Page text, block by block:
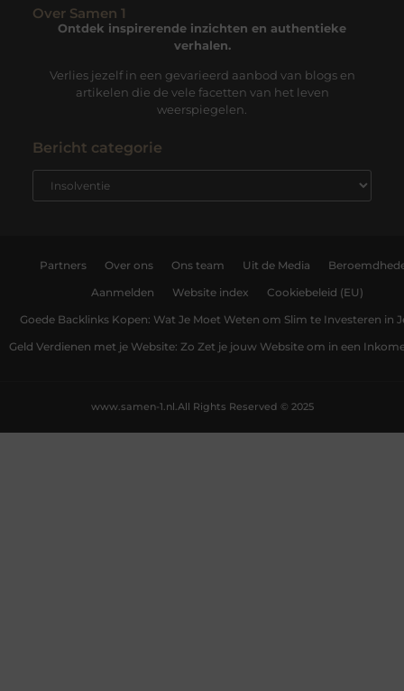
Over Samen 1
Ontdek inspirerende inzichten en authentieke
verhalen.
Verlies jezelf in een gevarieerd aanbod van blogs en
artikelen die de vele facetten van het leven
weerspiegelen.
Bericht categorie
Partners Over ons Ons team Uit de Media
Aanmelden Website index Cookiebeleid (EU)
Goede Backlinks Kopen: Wat Je Moet Weten om Slim te Investeren in
Geld Verdienen met je Website: Zo Zet je jouw Website om in een
All Rights Reserved © 2025
www.samen-1.nl.